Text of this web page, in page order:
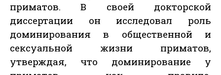
приматов. В своей докторской
диссертации он исследовал роль
доминирования в общественной и
сексуальной жизни приматов,
утверждая, что доминирование у